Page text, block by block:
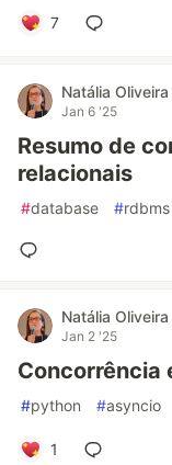
7
Natália Oliveira
Jan 6 '25
Resumo de
relacionais
#database #rdbms
Natália Oliveira
Jan 2 '25
Concorrência
#python #asyncio
1